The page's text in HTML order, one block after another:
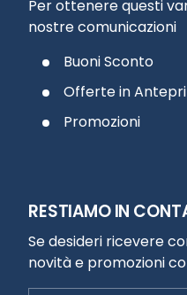
Per ottenere questi
nostre comunicazioni
Buoni Sconto
Offerte in
Promozioni
RESTIAMO IN
Se desideri ricevere
novità e promozioni